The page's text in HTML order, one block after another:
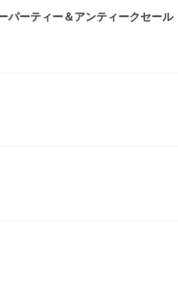
パーティー＆アンティークセール